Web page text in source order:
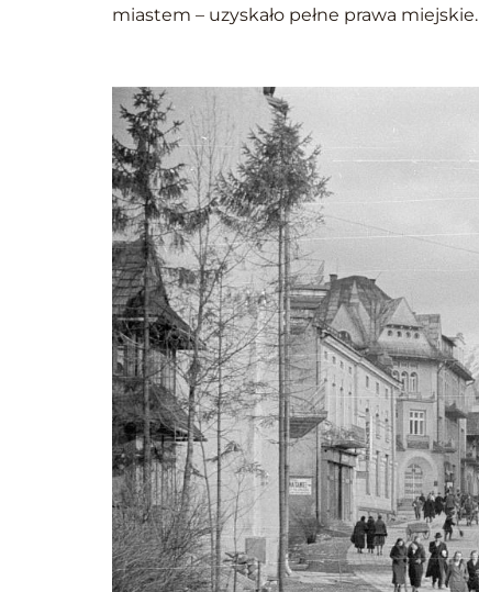
miastem – uzyskało pełne prawa miejskie.